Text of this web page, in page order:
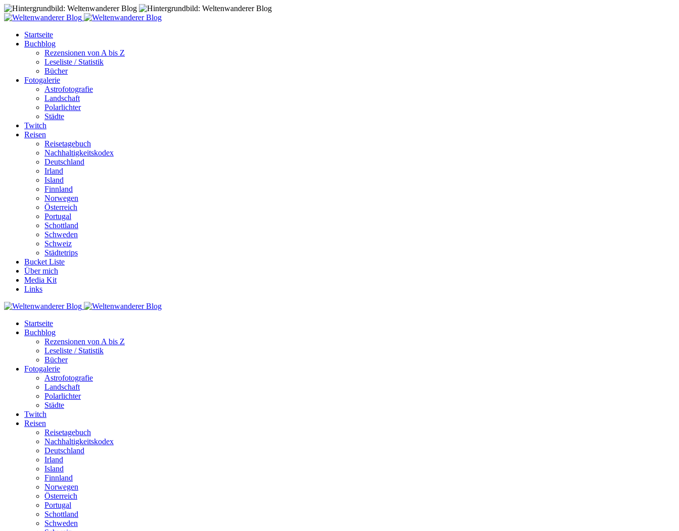
Startseite
Buchblog
Rezensionen von A bis Z
Leseliste / Statistik
Bücher
Fotogalerie
Astrofotografie
Landschaft
Polarlichter
Städte
Twitch
Reisen
Reisetagebuch
Nachhaltigkeitskodex
Deutschland
Irland
Island
Finnland
Norwegen
Österreich
Portugal
Schottland
Schweden
Schweiz
Städtetrips
Bucket Liste
Über mich
Media Kit
Links
Startseite
Buchblog
Rezensionen von A bis Z
Leseliste / Statistik
Bücher
Fotogalerie
Astrofotografie
Landschaft
Polarlichter
Städte
Twitch
Reisen
Reisetagebuch
Nachhaltigkeitskodex
Deutschland
Irland
Island
Finnland
Norwegen
Österreich
Portugal
Schottland
Schweden